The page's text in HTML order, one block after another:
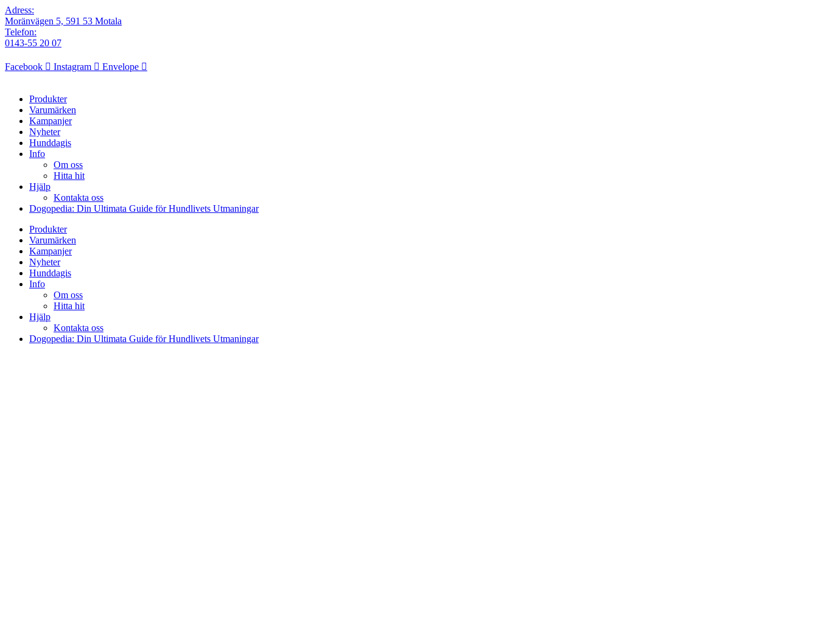
Adress:
Moränvägen 5, 591 53 Motala
Telefon:
0143-55 20 07
Facebook Instagram Envelope
Produkter
Varumärken
Kampanjer
Nyheter
Hunddagis
Info
Om oss
Hitta hit
Hjälp
Kontakta oss
Dogopedia: Din Ultimata Guide för Hundlivets Utmaningar
Produkter
Varumärken
Kampanjer
Nyheter
Hunddagis
Info
Om oss
Hitta hit
Hjälp
Kontakta oss
Dogopedia: Din Ultimata Guide för Hundlivets Utmaningar